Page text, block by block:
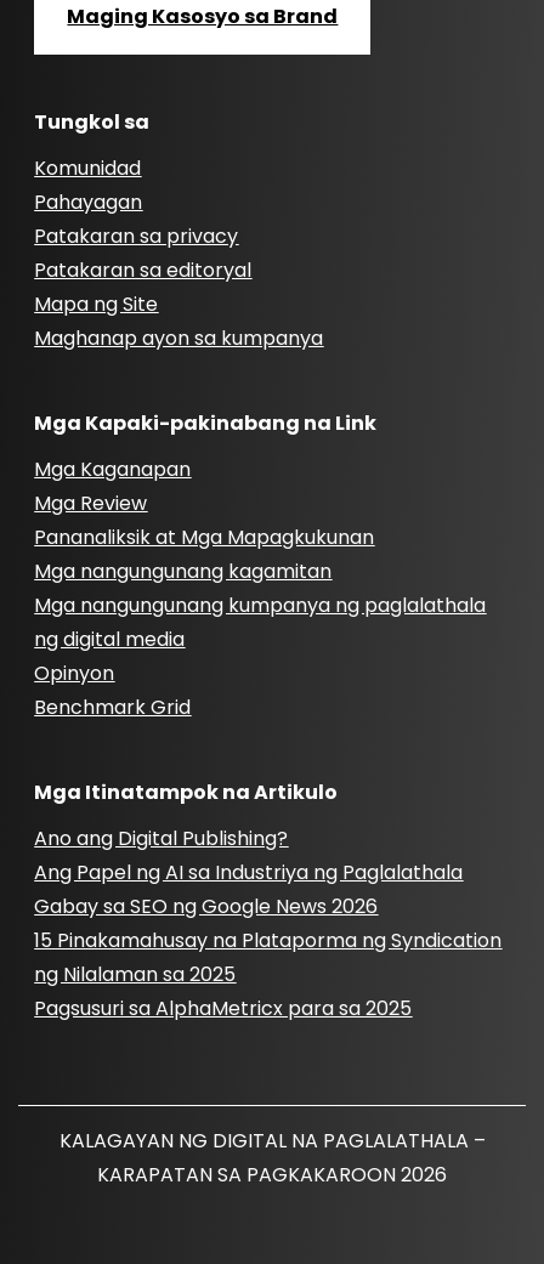
Maging Kasosyo sa Brand
Tungkol sa
Komunidad
Pahayagan
Patakaran sa privacy
Patakaran sa editoryal
Mapa ng Site
Maghanap ayon sa kumpanya
Mga Kapaki-pakinabang na Link
Mga Kaganapan
Mga Review
Pananaliksik at Mga Mapagkukunan
Mga nangungunang kagamitan
Mga nangungunang kumpanya ng paglalathala
ng digital media
Opinyon
Benchmark Grid
Mga Itinatampok na Artikulo
Ano ang Digital Publishing?
Ang Papel ng AI sa Industriya ng Paglalathala
Gabay sa SEO ng Google News 2026
15 Pinakamahusay na Plataporma ng Syndication
ng Nilalaman sa 2025
Pagsusuri sa AlphaMetricx para sa 2025
KALAGAYAN NG DIGITAL NA PAGLALATHALA –
KARAPATAN SA PAGKAKAROON 2026